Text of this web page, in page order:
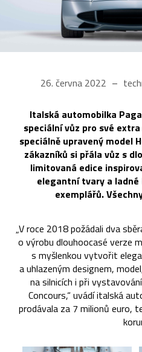
26. června 2022
Italská automobilka
speciální vůz pro své
speciálně upravený model
zákazníků si přála vůz s
limitovaná edice
elegantní tvary a
exemplářů.
„V roce 2018 požádali dva
o výrobu dlouhoocasé verze
s myšlenkou vytvořit
a uhlazeným designem,
na silnicích i při
Concours,“ uvádí italská
prodávala za 7 milionů euro,